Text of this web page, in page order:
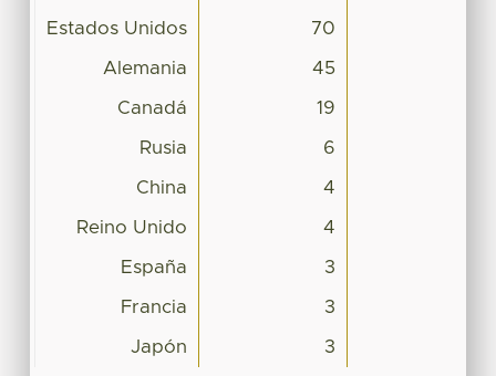
Estados Unidos 70
Alemania 45
Canadá 19
Rusia 6
China 4
Reino Unido 4
España 3
Francia 3
Japón 3